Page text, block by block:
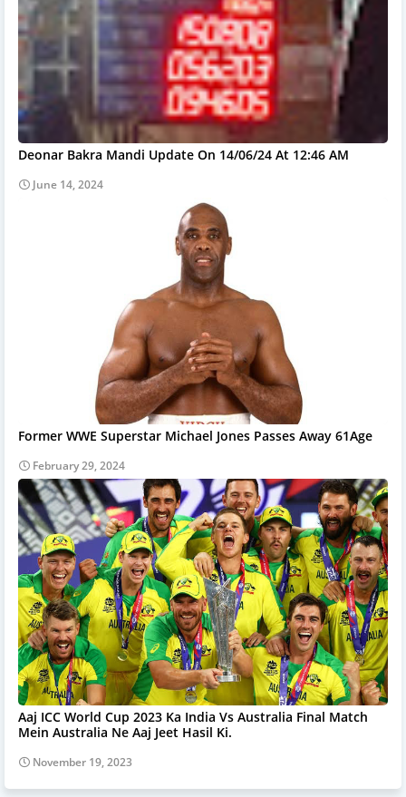
Deonar Bakra Mandi Update On 14/06/24 At 12:46 AM
June 14, 2024
Former WWE Superstar Michael Jones Passes Away 61Age
February 29, 2024
Aaj ICC World Cup 2023 Ka India Vs Australia Final Match
Mein Australia Ne Aaj Jeet Hasil Ki.
November 19, 2023